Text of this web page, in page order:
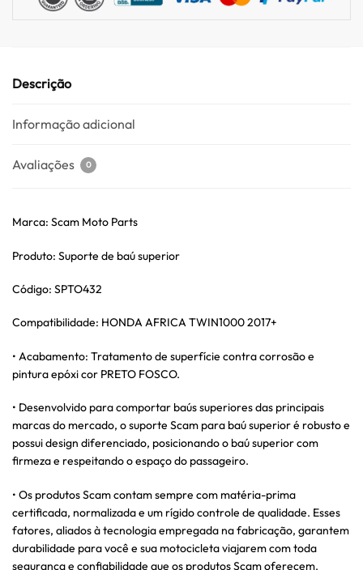
Descrição
Informação adicional
Avaliações 0
Marca: Scam Moto Parts
Produto: Suporte de baú superior
Código: SPTO432
Compatibilidade: HONDA AFRICA TWIN1000 2017+
• Acabamento: Tratamento de superfície contra corrosão e
pintura epóxi cor PRETO FOSCO.
• Desenvolvido para comportar baús superiores das principais
marcas do mercado, o suporte Scam para baú superior é robusto e
possui design diferenciado, posicionando o baú superior com
firmeza e respeitando o espaço do passageiro.
• Os produtos Scam contam sempre com matéria-prima
certificada, normalizada e um rígido controle de qualidade. Esses
fatores, aliados à tecnologia empregada na fabricação, garantem
durabilidade para você e sua motocicleta viajarem com toda
segurança e confiabilidade que os produtos Scam oferecem.